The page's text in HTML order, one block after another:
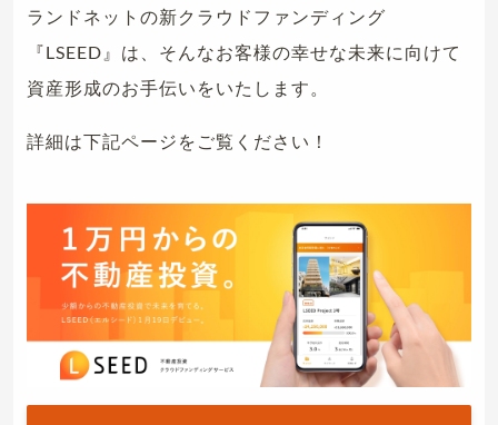
ランドネットの新クラウドファンディング
『LSEED』は、そんなお客様の幸せな未来に向けて
資産形成のお手伝いをいたします。
詳細は下記ページをご覧ください！